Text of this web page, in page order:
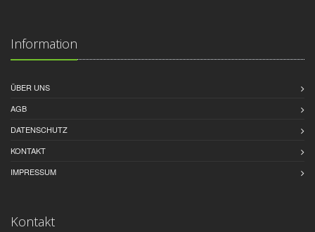
Information
ÜBER UNS
AGB
DATENSCHUTZ
KONTAKT
IMPRESSUM
Kontakt